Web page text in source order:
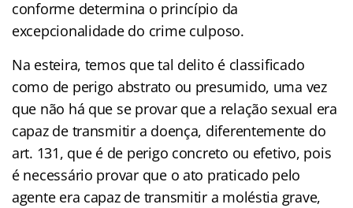
conforme determina o princípio da
excepcionalidade do crime culposo.
Na esteira, temos que tal delito é classificado
como de perigo abstrato ou presumido, uma vez
que não há que se provar que a relação sexual era
capaz de transmitir a doença, diferentemente do
art. 131, que é de perigo concreto ou efetivo, pois
é necessário provar que o ato praticado pelo
agente era capaz de transmitir a moléstia grave,